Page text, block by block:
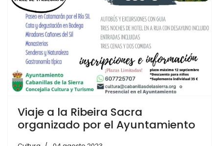
Viaje a la Ribeira Sacra
organizado por el Ayuntamiento